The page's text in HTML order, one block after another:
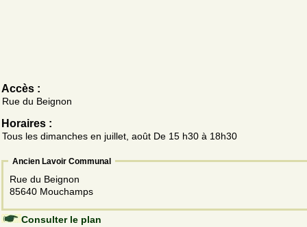
Accès :
Rue du Beignon
Horaires :
Tous les dimanches en juillet, août De 15 h30 à 18h30
Ancien Lavoir Communal
Rue du Beignon
85640 Mouchamps
Consulter le plan